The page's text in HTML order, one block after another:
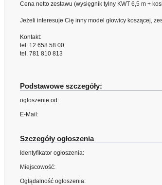
Cena netto zestawu (wysięgnik tylny KWT 6,5 m +
Jeżeli interesuje Cię inny model głowicy koszącej,
Kontakt:
tel. 12 658 58 00
tel. 781 810 813
Podstawowe szczegóły:
ogłoszenie od:
E-Mail:
Szczegóły ogłoszenia
Identyfikator ogłoszenia:
Miejscowość:
Oglądalność ogłoszenia: